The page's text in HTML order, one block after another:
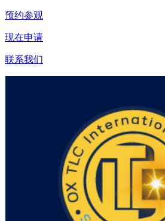
预约参观
现在申请
联系我们